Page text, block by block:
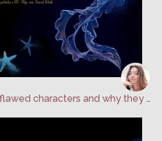
Esej - Fundamentally flawed characters and why they work - Tvorba príbehu